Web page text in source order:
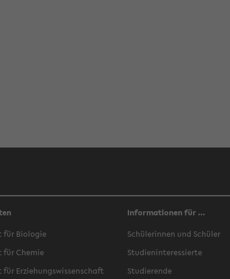
für Biologie
für Chemie
Erziehungswissenschaft
Informationen für ...
Schülerinnen und Schüler
Studieninteressierte
Studierende